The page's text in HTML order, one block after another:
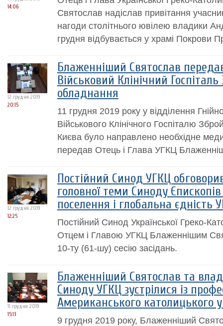
14:06
Святослав надіслав привітання
нагоди столітнього ювілею владики
грудня відбувається у храмі Покрови
12 грудня 2019
20:15
Блаженніший Святослав
Військовий Клінічний
обладнання
11 грудня 2019 року у відділення
Військового Клінічного Госпіталю
Києва було направлено необхідне
передав Отець і Глава УГКЦ
12 грудня 2019
12:25
Постійний Синод УГКЦ
головної теми Синоду
поселення і глобальна єдність
Постійний Синод Української Греко-
Отцем і Главою УГКЦ Блаженнішим
10-ту (61-шу) сесію засідань.
11 грудня 2019
15:13
Блаженніший Святослав та
Синоду УГКЦ зустрілися із
Американського католицького
9 грудня 2019 року, Блаженніший